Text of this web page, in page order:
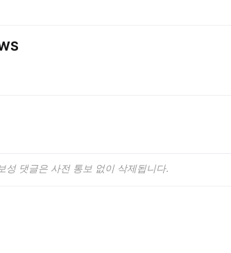
성 댓글은 사전 통보 없이 삭제됩니다.